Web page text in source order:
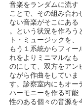
音楽をランダムに流す
ことで、その組み合わ
ない音楽がそこにある
。という状況を作ろう
ト・ミュージックを、
もう１系統からフィー
れをよりミニマルなも
のにして、双方をアン
ながら作曲をしていま
す。診察室内にもオー
ハーモニーを作る可能
性のある個々の音源を